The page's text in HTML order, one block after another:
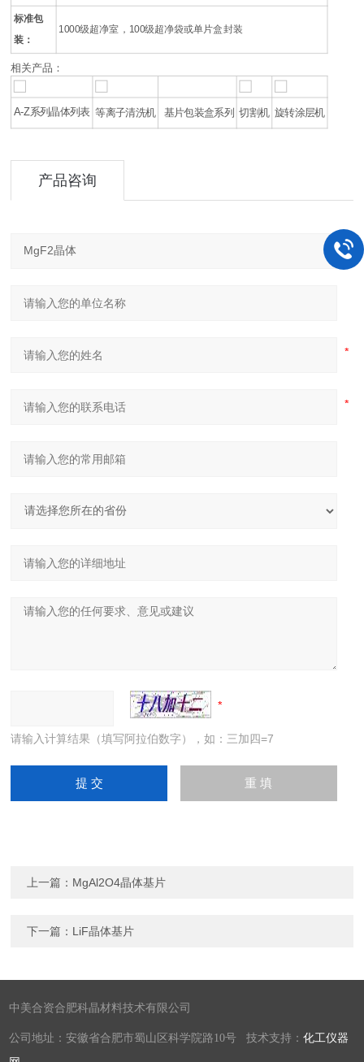
标准包
装：
1000级超净室，100级超净袋或单片盒封装
相关产品：
A-Z系列晶体列表 等离子清洗机 基片包装盒系列 切割机 旋转涂层机
产品咨询
请输入计算结果（填写阿拉伯数字），如：三加四=7
上一篇： MgAl2O4晶体基片
下一篇： LiF晶体基片
中美合资合肥科晶材料技术有限公司
公司地址：安徽省合肥市蜀山区科学院路10号 技术支持：化工仪器